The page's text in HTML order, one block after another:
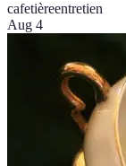
cafetièreentretien
Aug 4